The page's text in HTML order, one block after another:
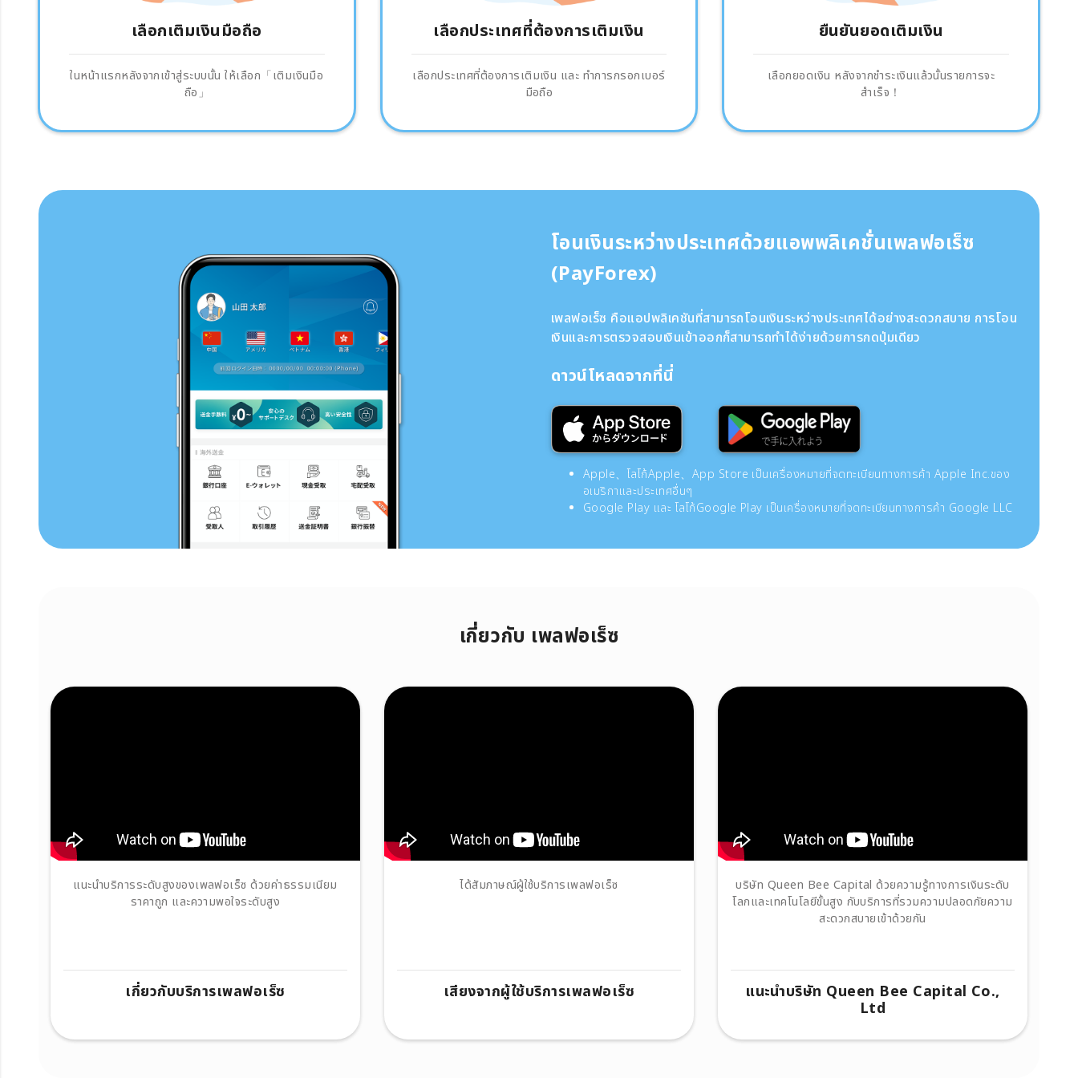
เลือกเติมเงินมือถือ
ในหน้าแรกหลังจากเข้าสู่ระบบนั้น ให้เลือก「เติมเงินมือ
ถือ」
เลือกประเทศที่ต้องการเติมเงิน
เลือกประเทศที่ต้องการเติมเงิน และ ทำการกรอกเบอร์
มือถือ
ยืนยันยอดเติมเงิน
เลือกยอดเงิน หลังจากชำระเงินแล้วนั้นรายการจะ
สำเร็จ！
โอนเงินระหว่างประเทศด้วยแอพพลิเคชั่นเพลฟอเร็ซ
(PayForex)
เพลฟอเร็ซ คือแอปพลิเคชันที่สามารถโอนเงินระหว่างประเทศได้อย่างสะดวกสบาย การโอน
เงินและการตรวจสอบเงินเข้าออกก็สามารถทำได้ง่ายด้วยการกดปุ่มเดียว
ดาวน์โหลดจากที่นี่
Apple、โลโก้Apple、App Store เป็นเครื่องหมายที่จดทะเบียนทางการค้า Apple Inc.ของ
อเมริกาและประเทศอื่นๆ
Google Play และ โลโก้Google Play เป็นเครื่องหมายที่จดทะเบียนทางการค้า Google LLC
เกี่ยวกับ เพลฟอเร็ซ
แนะนำบริการระดับสูงของเพลฟอเร็ซ ด้วยค่าธรรมเนียม
ราคาถูก และความพอใจระดับสูง
เกี่ยวกับบริการเพลฟอเร็ซ
ได้สัมภาษณ์ผู้ใช้บริการเพลฟอเร็ซ
เสียงจากผู้ใช้บริการเพลฟอเร็ซ
บริษัท Queen Bee Capital ด้วยความรู้ทางการเงินระดับ
โลกและเทคโนโลยีขั้นสูง กับบริการที่รวมความปลอดภัยความ
สะดวกสบายเข้าด้วยกัน
แนะนำบริษัท Queen Bee Capital Co.,
Ltd